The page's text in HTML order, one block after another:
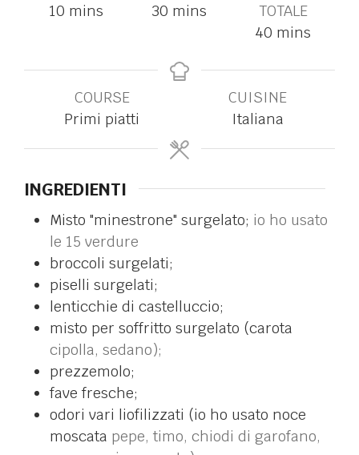
10 mins
30 mins
TOTALE
40 mins
COURSE
Primi piatti
CUISINE
Italiana
INGREDIENTI
Misto "minestrone" surgelato; io ho usato
le 15 verdure
broccoli surgelati;
piselli surgelati;
lenticchie di castelluccio;
misto per soffritto surgelato (carota
cipolla, sedano);
prezzemolo;
fave fresche;
odori vari liofilizzati (io ho usato noce
moscata pepe, timo, chiodi di garofano,